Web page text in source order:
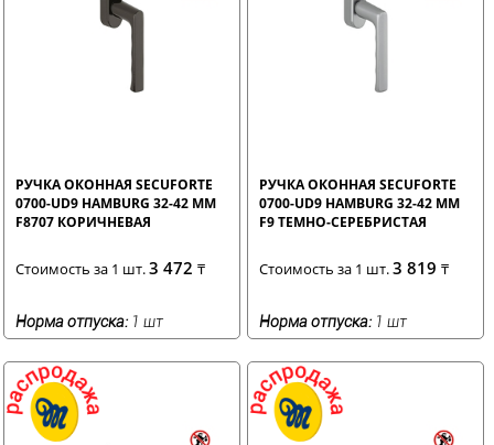
РУЧКА ОКОННАЯ SECUFORTE
0700-UD9 HAMBURG 32-42 ММ
F8707 КОРИЧНЕВАЯ
Стоимость за 1 шт.3 472 ₸
Норма отпуска: 1 шт
РУЧКА ОКОННАЯ SECUFORTE
0700-UD9 HAMBURG 32-42 ММ
F9 ТЕМНО-СЕРЕБРИСТАЯ
Стоимость за 1 шт.3 819₸
Норма отпуска: 1 шт